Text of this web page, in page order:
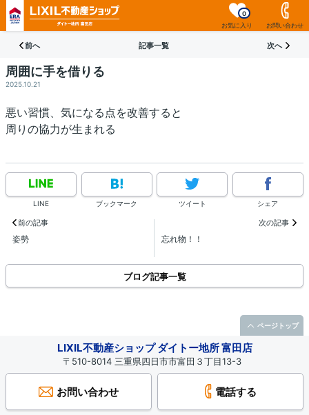
お気に入り
0
お問い合わせ
前へ 記事一覧 次へ
周囲に手を借りる
2025.10.21
悪い習慣、気になる点を改善すると
周りの協力が生まれる
LINE ブックマーク ツイート シェア
前の記事
姿勢
次の記事
忘れ物！！
ブログ記事一覧
LIXIL不動産ショップ ダイトー地所 富田店
〒510-8014 三重県四日市市富田３丁目13-3
お問い合わせ 電話する
ページトップ